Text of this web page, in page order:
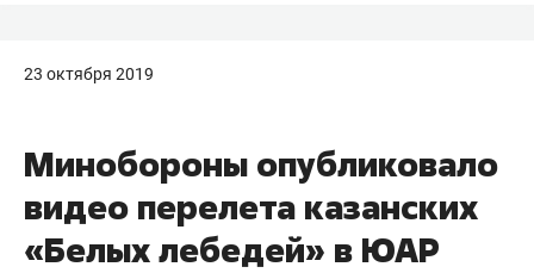
23 октября 2019
Минобороны опубликовало
видео перелета казанских
«Белых лебедей» в ЮАР